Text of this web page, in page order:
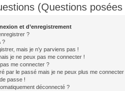
(Questions
et d’enregistrement
?
?
mais je n’y parviens pas !
je ne peux pas me connecter !
me connecter ?
par le passé mais je ne peux plus me connecter
passe !
déconnecté ?